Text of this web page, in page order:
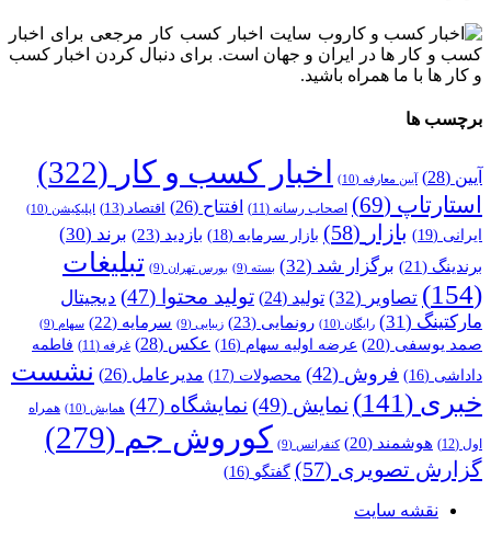
وب سایت اخبار کسب کار مرجعی برای اخبار
کسب و کار ها در ایران و جهان است. برای دنبال کردن اخبار کسب
و کار ها با ما همراه باشید.
برچسب ها
آیین (28) آیین معارفه (10) اخبار کسب و کار (322)
استارتاپ (69) اصحاب رسانه (11) افتتاح (26) اقتصاد (13) اپلیکیشن (10)
ایرانی (19) بازار (58) بازار سرمایه (18) بازدید (23) برند (30)
برندینگ (21) برگزار شد (32) بسته (9) بورس تهران (9)
تبلیغات
(154)
تصاویر (32) تولید (24) تولید محتوا (47)
دیجیتال
مارکتینگ (31) رایگان (10) رونمایی (23) زیبایی (9) سرمایه (22) سهام (9)
صمد یوسفی (20) عرضه اولیه سهام (16) عکس (28) غرفه (11)
فاطمه
داداشی (16) فروش (42) محصولات (17) مدیرعامل (26)
نشست
خبری (141) نمایش (49) نمایشگاه (47) همایش (10) همراه
اول (12) هوشمند (20) کنفرانس (9) کوروش جم (279)
گزارش تصویری (57) گفتگو (16)
نقشه سایت